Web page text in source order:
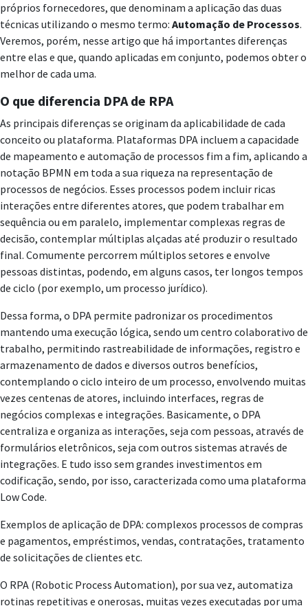
próprios fornecedores, que denominam a aplicação das duas
técnicas utilizando o mesmo termo: Automação de Processos.
Veremos, porém, nesse artigo que há importantes diferenças
entre elas e que, quando aplicadas em conjunto, podemos obter o
melhor de cada uma.
O que diferencia DPA de RPA
As principais diferenças se originam da aplicabilidade de cada
conceito ou plataforma. Plataformas DPA incluem a capacidade
de mapeamento e automação de processos fim a fim, aplicando a
notação BPMN em toda a sua riqueza na representação de
processos de negócios. Esses processos podem incluir ricas
interações entre diferentes atores, que podem trabalhar em
sequência ou em paralelo, implementar complexas regras de
decisão, contemplar múltiplas alçadas até produzir o resultado
final. Comumente percorrem múltiplos setores e envolve
pessoas distintas, podendo, em alguns casos, ter longos tempos
de ciclo (por exemplo, um processo jurídico).
Dessa forma, o DPA permite padronizar os procedimentos
mantendo uma execução lógica, sendo um centro colaborativo de
trabalho, permitindo rastreabilidade de informações, registro e
armazenamento de dados e diversos outros benefícios,
contemplando o ciclo inteiro de um processo, envolvendo muitas
vezes centenas de atores, incluindo interfaces, regras de
negócios complexas e integrações. Basicamente, o DPA
centraliza e organiza as interações, seja com pessoas, através de
formulários eletrônicos, seja com outros sistemas através de
integrações. E tudo isso sem grandes investimentos em
codificação, sendo, por isso, caracterizada como uma plataforma
Low Code.
Exemplos de aplicação de DPA: complexos processos de compras
e pagamentos, empréstimos, vendas, contratações, tratamento
de solicitações de clientes etc.
O RPA (Robotic Process Automation), por sua vez, automatiza
rotinas repetitivas e onerosas, muitas vezes executadas por uma